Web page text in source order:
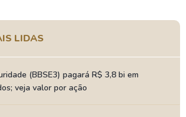
LIDAS
(BBSE3) pagará R$ 3,8 bi em
veja valor por ação